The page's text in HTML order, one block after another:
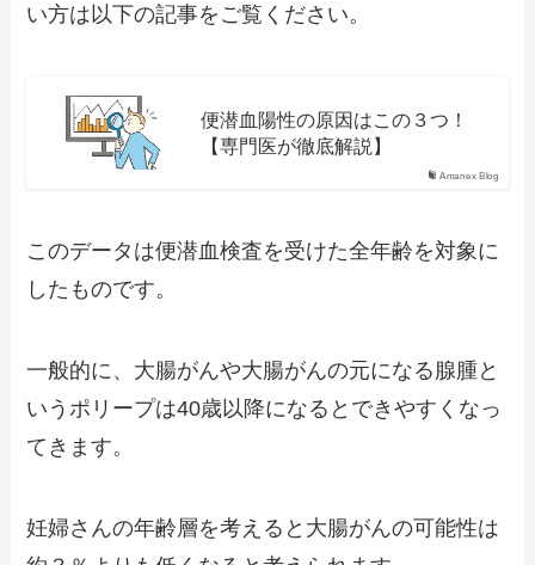
い方は以下の記事をご覧ください。
Amanex Blog
便潜血陽性の原因はこの３つ！
【専門医が徹底解説】
このデータは便潜血検査を受けた全年齢を対象に
したものです。
一般的に、大腸がんや大腸がんの元になる腺腫と
いうポリープは40歳以降になるとできやすくなっ
てきます。
妊婦さんの年齢層を考えると大腸がんの可能性は